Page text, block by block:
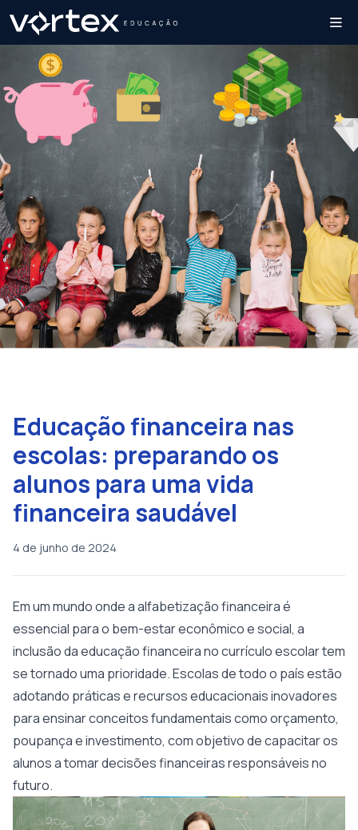
Educação financeira nas
escolas: preparando os
alunos para uma vida
financeira saudável
4 de junho de 2024
Em um mundo onde a alfabetização financeira é
essencial para o bem-estar econômico e social, a
inclusão da educação financeira no currículo escolar tem
se tornado uma prioridade. Escolas de todo o país estão
adotando práticas e recursos educacionais inovadores
para ensinar conceitos fundamentais como orçamento,
poupança e investimento, com objetivo de capacitar os
alunos a tomar decisões financeiras responsáveis no
futuro.